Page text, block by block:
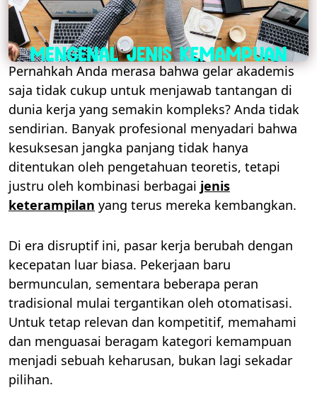
Pernahkah Anda merasa bahwa gelar akademis
saja tidak cukup untuk menjawab tantangan di
dunia kerja yang semakin kompleks? Anda tidak
sendirian. Banyak profesional menyadari bahwa
kesuksesan jangka panjang tidak hanya
ditentukan oleh pengetahuan teoretis, tetapi
justru oleh kombinasi berbagai jenis
keterampilan yang terus mereka kembangkan.
Di era disruptif ini, pasar kerja berubah dengan
kecepatan luar biasa. Pekerjaan baru
bermunculan, sementara beberapa peran
tradisional mulai tergantikan oleh otomatisasi.
Untuk tetap relevan dan kompetitif, memahami
dan menguasai beragam kategori kemampuan
menjadi sebuah keharusan, bukan lagi sekadar
pilihan.